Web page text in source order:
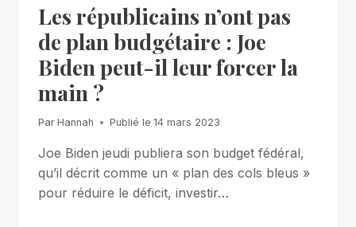
Les républicains n’ont pas
de plan budgétaire : Joe
Biden peut-il leur forcer la
main ?
Par Hannah Publié le 14 mars 2023
Joe Biden jeudi publiera son budget fédéral,
qu’il décrit comme un « plan des cols bleus »
pour réduire le déficit, investir…